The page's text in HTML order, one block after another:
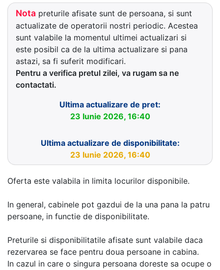
Nota preturile afisate sunt de persoana, si sunt
actualizate de operatorii nostri periodic. Acestea
sunt valabile la momentul ultimei actualizari si
este posibil ca de la ultima actualizare si pana
astazi, sa fi suferit modificari.
Pentru a verifica pretul zilei, va rugam sa ne
contactati.
Ultima actualizare de pret:
23 Iunie 2026, 16:40
Ultima actualizare de disponibilitate:
23 Iunie 2026, 16:40
Oferta este valabila in limita locurilor disponibile.
In general, cabinele pot gazdui de la una pana la patru
persoane, in functie de disponibilitate.
Preturile si disponibilitatile afisate sunt valabile daca
rezervarea se face pentru doua persoane in cabina.
In cazul in care o singura persoana doreste sa ocupe o